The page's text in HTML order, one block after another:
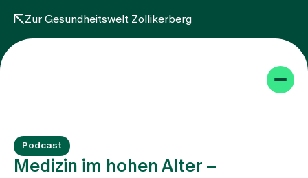
Zur Gesundheitswelt Zollikerberg
Podcast
Medizin im hohen Alter –